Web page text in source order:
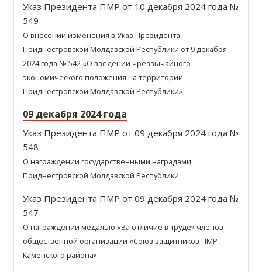
Указ Президента ПМР от 10 декабря 2024 года №
549
О внесении изменения в Указ Президента
Приднестровской Молдавской Республики от 9 декабря
2024 года № 542 «О введении чрезвычайного
экономического положения на территории
Приднестровской Молдавской Республики»
09 декабря 2024 года
Указ Президента ПМР от 09 декабря 2024 года №
548
О награждении государственными наградами
Приднестровской Молдавской Республики
Указ Президента ПМР от 09 декабря 2024 года №
547
О награждении медалью «За отличие в труде» членов
общественной организации «Союз защитников ПМР
Каменского района»